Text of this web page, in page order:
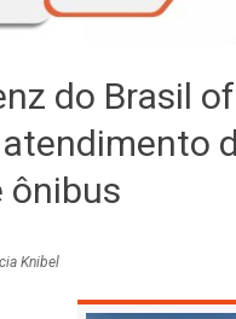
do Brasil
ônibus
Knibel